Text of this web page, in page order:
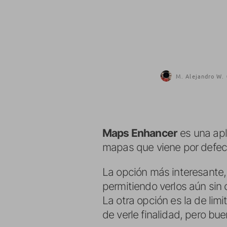
M. Alejandro W.
Maps Enhanceres una
mapas que viene por
La opción más
permitiendo verlos aún sin
La otra opción es la de
de verle finalidad, pero